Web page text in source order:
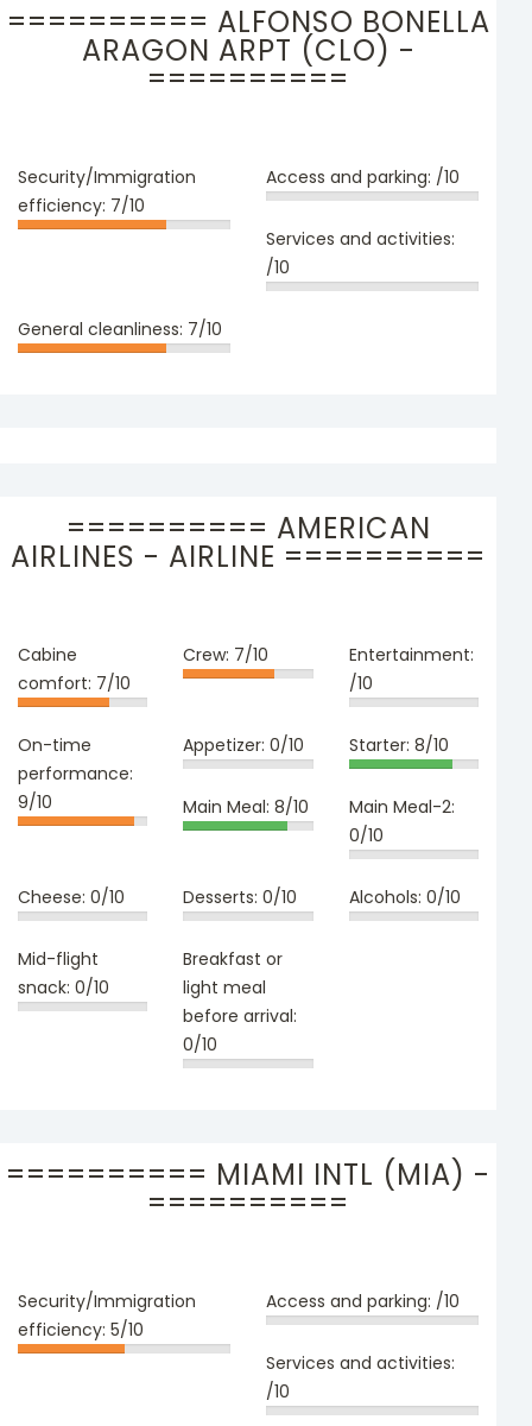
========== ALFONSO BONELLA
ARAGON ARPT (CLO) -
==========
Security/Immigration
efficiency: 7/10
Access and parking: /10
Services and activities:
/10
General cleanliness: 7/10
========== AMERICAN
AIRLINES - AIRLINE ==========
Cabine
comfort: 7/10
Crew: 7/10
Entertainment:
/10
On-time
performance:
9/10
Appetizer:0/10 Starter: 8/10
Main Meal:8/10
Main Meal-2:
0/10
Cheese: 0/10 Desserts:0/10 Alcohols: 0/10
Mid-flight
snack: 0/10
Breakfast or
light meal
before arrival:
0/10
========== MIAMI INTL (MIA) -
==========
Security/Immigration
efficiency: 5/10
Access and parking: /10
Services and activities:
/10